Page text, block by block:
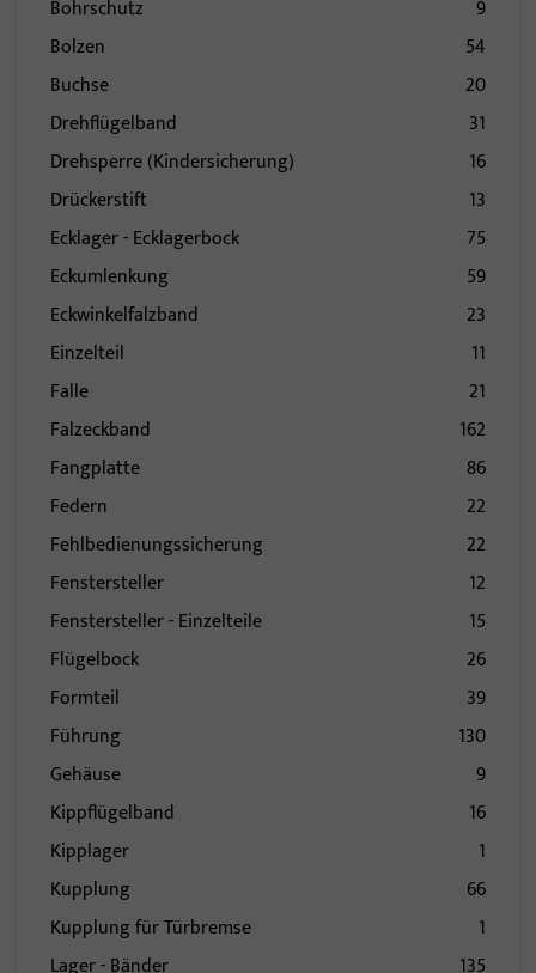
Bohrschutz
9
Bolzen
54
Buchse
20
Drehflügelband
31
Drehsperre (Kindersicherung)
16
Drückerstift
13
Ecklager - Ecklagerbock
75
Eckumlenkung
59
Eckwinkelfalzband
23
Einzelteil
11
Falle
21
Falzeckband
162
Fangplatte
86
Federn
22
Fehlbedienungssicherung
22
Fenstersteller
12
Fenstersteller - Einzelteile
15
Flügelbock
26
Formteil
39
Führung
130
Gehäuse
9
Kippflügelband
16
Kipplager
1
Kupplung
66
Kupplung für Türbremse
1
Lager - Bänder
135